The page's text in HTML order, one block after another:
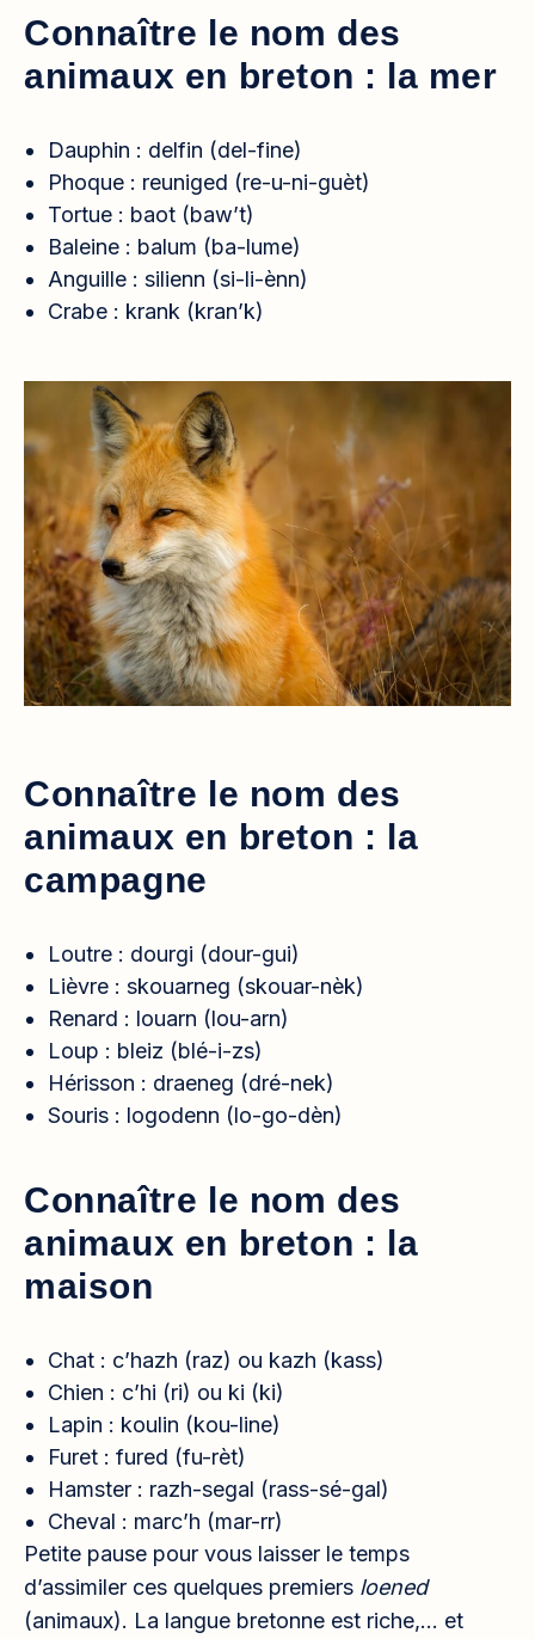
Connaître le nom des
animaux en breton : la mer
Dauphin : delfin (del-fine)
Phoque : reuniged (re-u-ni-guèt)
Tortue : baot (baw’t)
Baleine : balum (ba-lume)
Anguille : silienn (si-li-ènn)
Crabe : krank (kran’k)
Connaître le nom des
animaux en breton : la
campagne
Loutre : dourgi (dour-gui)
Lièvre : skouarneg (skouar-nèk)
Renard : louarn (lou-arn)
Loup : bleiz (blé-i-zs)
Hérisson : draeneg (dré-nek)
Souris : logodenn (lo-go-dèn)
Connaître le nom des
animaux en breton : la
maison
Chat : c’hazh (raz) ou kazh (kass)
Chien : c’hi (ri) ou ki (ki)
Lapin : koulin (kou-line)
Furet : fured (fu-rèt)
Hamster : razh-segal (rass-sé-gal)
Cheval : marc’h (mar-rr)
Petite pause pour vous laisser le temps
d’assimiler ces quelques premiers loened
(animaux). La langue bretonne est riche,… et